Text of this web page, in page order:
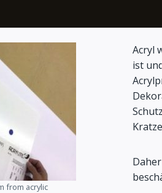
from acrylic
Acryl
ist